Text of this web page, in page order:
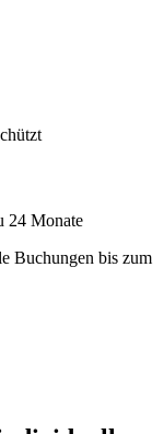
24 Monate
Buchungen bis zum